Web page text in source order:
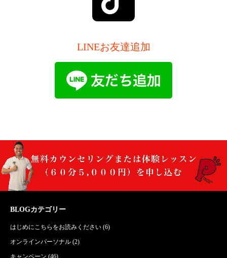
LINEお友達追加
BLOGカテゴリー
はじめにこちらをお読みください (6)
オンラインパーソナル (2)
キャンペーン (46)